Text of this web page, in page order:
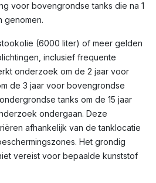
voor bovengrondse tanks die na 1
genomen.
(6000 liter) of meer gelden
inclusief frequente
onderzoek om de 2 jaar voor
de 3 jaar voor bovengrondse
tanks om de 15 jaar
ondergaan. Deze
afhankelijk van de tanklocatie
Het grondig
vereist voor bepaalde kunststof